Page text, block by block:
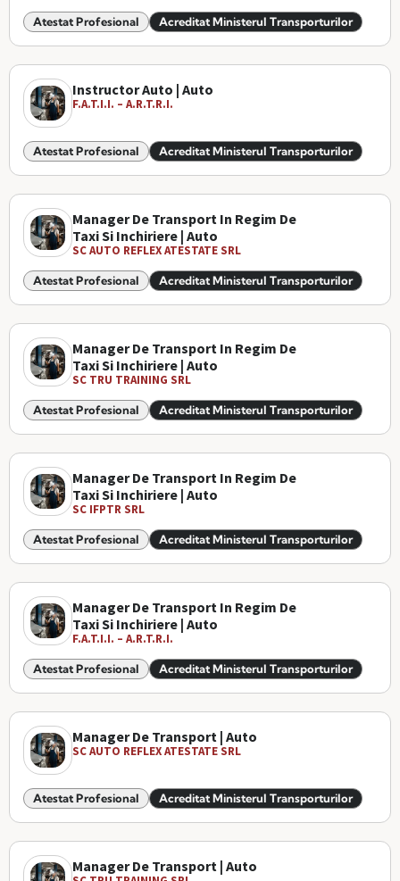
Atestat Profesional Acreditat Ministerul Transporturilor
Instructor Auto | Auto
F.A.T.I.I. – A.R.T.R.I.
Atestat Profesional Acreditat Ministerul Transporturilor
Manager De Transport In Regim De
Taxi Si Inchiriere | Auto
SC AUTO REFLEX ATESTATE SRL
Atestat Profesional Acreditat Ministerul Transporturilor
Manager De Transport In Regim De
Taxi Si Inchiriere | Auto
SC TRU TRAINING SRL
Atestat Profesional Acreditat Ministerul Transporturilor
Manager De Transport In Regim De
Taxi Si Inchiriere | Auto
SC IFPTR SRL
Atestat Profesional Acreditat Ministerul Transporturilor
Manager De Transport In Regim De
Taxi Si Inchiriere | Auto
F.A.T.I.I. – A.R.T.R.I.
Atestat Profesional Acreditat Ministerul Transporturilor
Manager De Transport | Auto
SC AUTO REFLEX ATESTATE SRL
Atestat Profesional Acreditat Ministerul Transporturilor
Manager De Transport | Auto